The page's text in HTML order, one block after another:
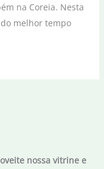
na Coreia. Nesta
melhor tempo
nossa vitrine e